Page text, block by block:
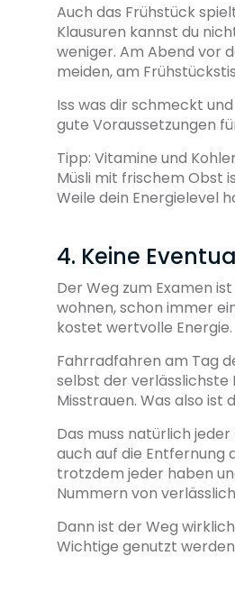
Auch das Frühstück
Klausuren kannst du
weniger. Am Abend vor
meiden, am
Iss was dir schmeckt
gute Voraussetzungen
Tipp: Vitamine und
Müsli mit frischem Obst
Weile dein Energielevel
4. Keine
Der Weg zum Examen
wohnen, schon immer
kostet wertvolle Energie.
Fahrradfahren am Tag
selbst der verlässlichste
Misstrauen. Was also ist
Das muss natürlich
auch auf die Entfernung
trotzdem jeder haben
Nummern von
Dann ist der Weg
Wichtige genutzt